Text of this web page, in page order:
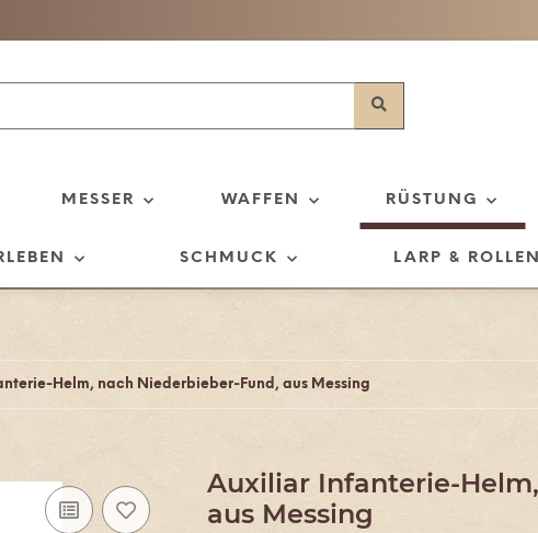
MESSER WAFFEN RÜSTUNG
SCHMUCK LARP &
Helm, nach Niederbieber-Fund, aus Messing
Auxiliar Infanterie-
aus Messing